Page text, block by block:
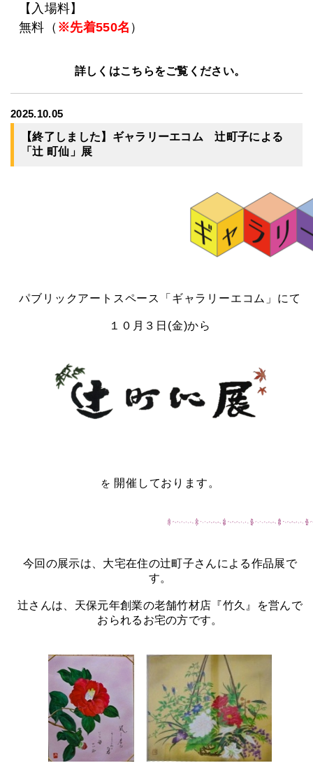
【入場料】
無料（ ※先着550名 ）
詳しくはこちらをご覧ください。
2025.10.05
【終了しました】ギャラリーエコム 辻町子による
「辻 町仙」展
パブリックアートスペース「ギャラリーエコム」にて
１０月３ 日(金)から
を 開催しております。
今回の展示は、大宅在住の辻町子さんによる作品展で
す。
辻さんは、天保元年創業の老舗竹材店『竹久』を営んで
おられるお宅の方です。